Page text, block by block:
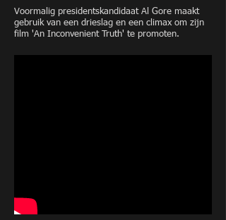
Voormalig presidentskandidaat Al Gore maakt
gebruik van een drieslag en een climax om zijn
film 'An Inconvenient Truth' te promoten.